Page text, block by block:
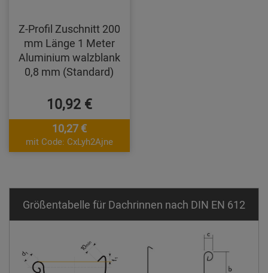
Z-Profil Zuschnitt 200
mm Länge 1 Meter
Aluminium walzblank
0,8 mm (Standard)
10,92 €
10,27 €
mit Code: CxLyh2Ajne
Größentabelle für Dachrinnen nach DIN EN 612